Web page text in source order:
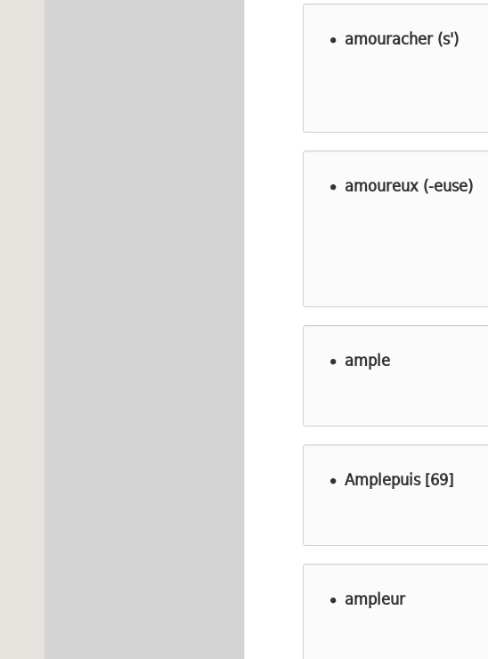
amouracher (s')
amoureux (-euse)
ample
Amplepuis [69]
ampleur